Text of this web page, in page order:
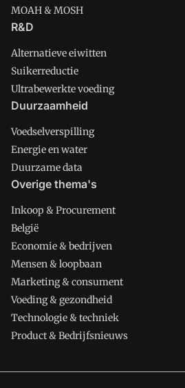
MOAH & MOSH
R&D
Alternatieve eiwitten
Suikerreductie
Ultrabewerkte voeding
Duurzaamheid
Voedselverspilling
Energie en water
Duurzame data
Overige thema's
Inkoop & Procurement
België
Economie & bedrijven
Mensen & loopbaan
Marketing & consument
Voeding & gezondheid
Technologie & techniek
Product & Bedrijfsnieuws